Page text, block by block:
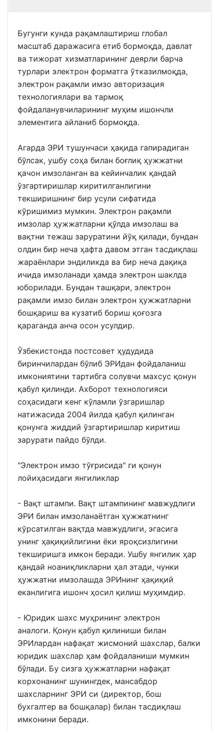
Бугунги кунда рақамлаштириш глобал
масштаб даражасига етиб бормоқда, давлат
ва тижорат хизматларининг деярли барча
турлари электрон форматга ўтказилмоқда,
электрон рақамли имзо авторизация
технологиялари ва тармоқ
фойдаланувчиларининг муҳим ишончли
элементига айланиб бормоқда.
Агарда ЭРИ тушунчаси ҳақида гапирадиган
бўлсак, ушбу соҳа билан боғлиқ ҳужжатни
қачон имзоланган ва кейинчалик қандай
ўзгартиришлар киритилганлигини
текширишнинг бир усули сифатида
кўришимиз мумкин. Электрон рақамли
имзолар ҳужжатларни қўлда имзолаш ва
вақтни тежаш заруратини йўқ қилади, бундан
олдин бир неча ҳафта давом этган тасдиқлаш
жараёнлари эндиликда ва бир неча дақиқа
ичида имзоланади ҳамда электрон шаклда
юборилади. Бундан ташқари, электрон
рақамли имзо билан электрон ҳужжатларни
бошқариш ва кузатиб бориш қоғозга
қараганда анча осон усулдир.
Ўзбекистонда постсовет ҳудудида
биринчилардан бўлиб ЭРИдан фойдаланиш
имкониятини тартибга солувчи махсус қонун
қабул қилинди. Ахборот технологияси
соҳасидаги кенг кўламли ўзгаришлар
натижасида 2004 йилда қабул қилинган
қонунга жиддий ўзгартиришлар киритиш
зарурати пайдо бўлди.
"Электрон имзо тўғрисида" ги қонун
лойиҳасидаги янгиликлар
- Вақт штампи. Вақт штампининг мавжудлиги
ЭРИ билан имзоланаётган ҳужжатнинг
кўрсатилган вақтда мавжудлиги, эгасига
унинг ҳақиқийлигини ёки яроқсизлигини
текширишга имкон беради. Ушбу янгилик ҳар
қандай ноаниқликларни ҳал этади, чунки
ҳужжатни имзолашда ЭРИнинг ҳақиқий
еканлигига ишонч ҳосил қилиш муҳимдир.
- Юридик шахс муҳрининг электрон
аналоги. Қонун қабул қилиниши билан
ЭРИлардан нафақат жисмоний шахслар, балки
юридик шахслар ҳам фойдаланиши мумкин
бўлади. Бу сизга ҳужжатларни нафақат
корхонанинг шунингдек, мансабдор
шахсларнинг ЭРИ си (директор, бош
бухгалтер ва бошқалар) билан тасдиқлаш
имконини беради.